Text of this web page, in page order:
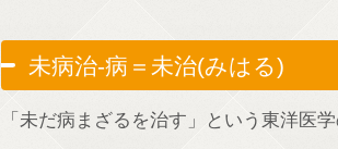
未病治-病＝未治(みはる)
「未だ病まざるを治す」という東洋医